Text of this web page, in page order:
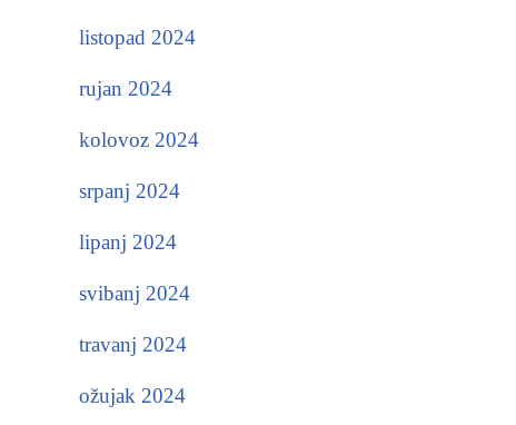
listopad 2024
rujan 2024
kolovoz 2024
srpanj 2024
lipanj 2024
svibanj 2024
travanj 2024
ožujak 2024